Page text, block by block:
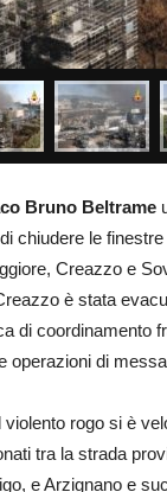
Bruno Beltrame
chiudere le
Creazzo e
è stata
di coordinamento
operazioni di
rogo si è
tra la strada
e Arzignano e